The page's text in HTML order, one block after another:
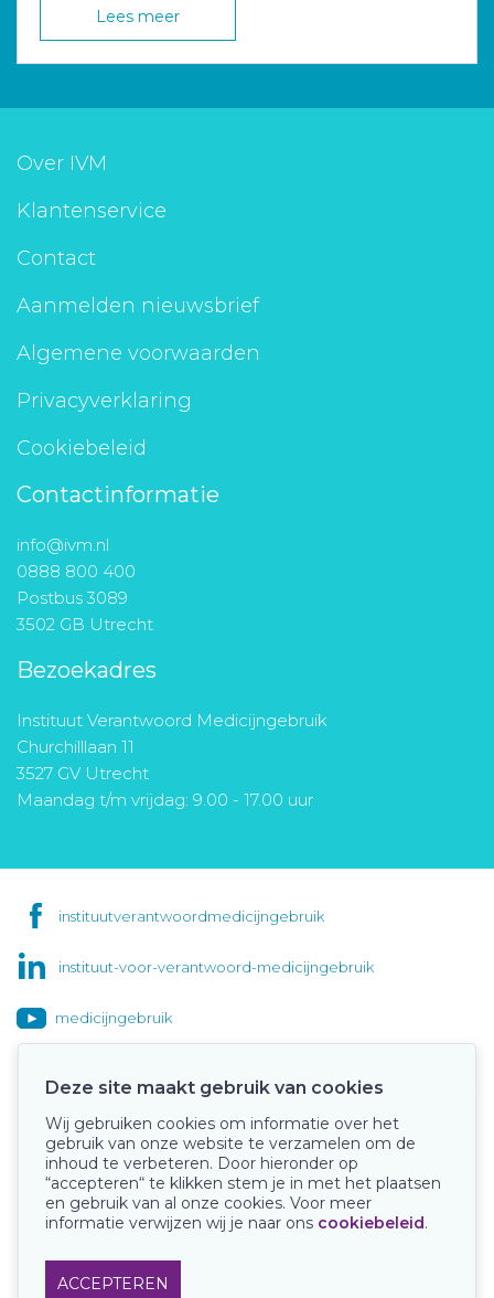
Lees meer
Over IVM
Klantenservice
Contact
Aanmelden nieuwsbrief
Algemene voorwaarden
Privacyverklaring
Cookiebeleid
Contactinformatie
info@ivm.nl
0888 800 400
Postbus 3089
3502 GB Utrecht
Bezoekadres
Instituut Verantwoord Medicijngebruik
Churchilllaan 11
3527 GV Utrecht
Maandag t/m vrijdag: 9.00 - 17.00 uur
instituutverantwoordmedicijngebruik
instituut-voor-verantwoord-medicijngebruik
medicijngebruik
Onze keurmerken
Deze site maakt gebruik van cookies
Wij gebruiken cookies om informatie over het
gebruik van onze website te verzamelen om de
inhoud te verbeteren. Door hieronder op
“accepteren“ te klikken stem je in met het plaatsen
en gebruik van al onze cookies. Voor meer
informatie verwijzen wij je naar ons cookiebeleid.
ACCEPTEREN